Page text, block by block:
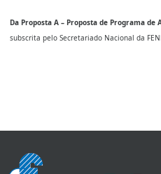
Da Proposta A – Proposta de Programa de
subscrita pelo Secretariado Nacional da